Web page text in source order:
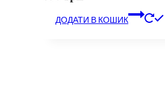
ДОДАТИ В КОШИК